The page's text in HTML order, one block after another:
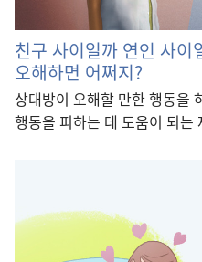
친구 사이일까 연인 사
오해하면 어쩌지?
상대방이 오해할 만한 행동을
행동을 피하는 데 도움이 되는